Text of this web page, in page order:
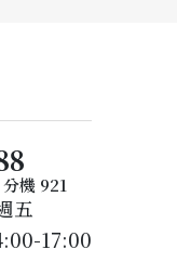
機 921
五
17:00